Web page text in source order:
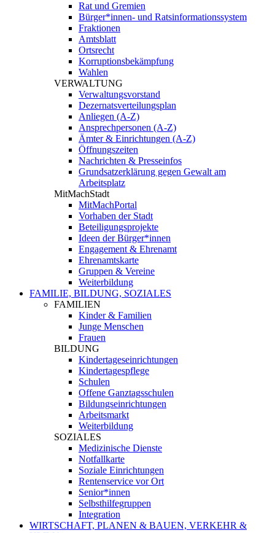
Rat und Gremien
Bürger*innen- und Ratsinformationssystem
Fraktionen
Amtsblatt
Ortsrecht
Korruptionsbekämpfung
Wahlen
VERWALTUNG
Verwaltungsvorstand
Dezernatsverteilungsplan
Anliegen (A-Z)
Ansprechpersonen (A-Z)
Ämter & Einrichtungen (A-Z)
Öffnungszeiten
Nachrichten & Presseinfos
Grundsatzerklärung gegen Gewalt am
Arbeitsplatz
MitMachStadt
MitMachPortal
Vorhaben der Stadt
Beteiligungsprojekte
Ideen der Bürger*innen
Engagement & Ehrenamt
Ehrenamtskarte
Gruppen & Vereine
Weiterbildung
FAMILIE, BILDUNG, SOZIALES
FAMILIEN
Kinder & Familien
Junge Menschen
Frauen
BILDUNG
Kindertageseinrichtungen
Kindertagespflege
Schulen
Offene Ganztagsschulen
Bildungseinrichtungen
Arbeitsmarkt
Weiterbildung
SOZIALES
Medizinische Dienste
Notfallkarte
Soziale Einrichtungen
Rentenservice vor Ort
Senior*innen
Selbsthilfegruppen
Integration
WIRTSCHAFT, PLANEN & BAUEN, VERKEHR &